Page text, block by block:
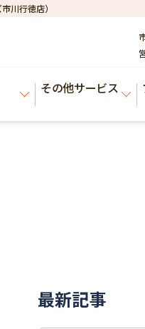
川行徳店）
その他サービス
最新記事